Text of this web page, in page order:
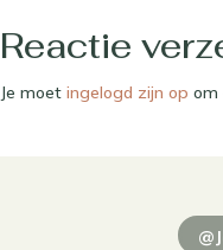
Reactie
Je moet ingelogd zijn op om